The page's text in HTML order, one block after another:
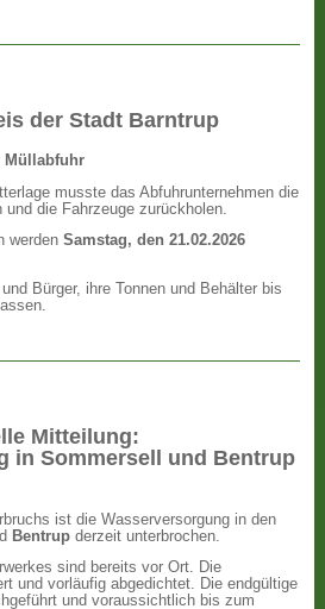
der Stadt Barntrup
Müllabfuhr
musste das Abfuhrunternehmen die
und die Fahrzeuge zurückholen.
werdenSamstag, den 21.02.2026
Bürger, ihre Tonnen und Behälter bis
Mitteilung:
in Sommersell und Bentrup
ist die Wasserversorgung in den
Bentrup derzeit unterbrochen.
sind bereits vor Ort. Die
und vorläufig abgedichtet. Die endgültige
und voraussichtlich bis zum